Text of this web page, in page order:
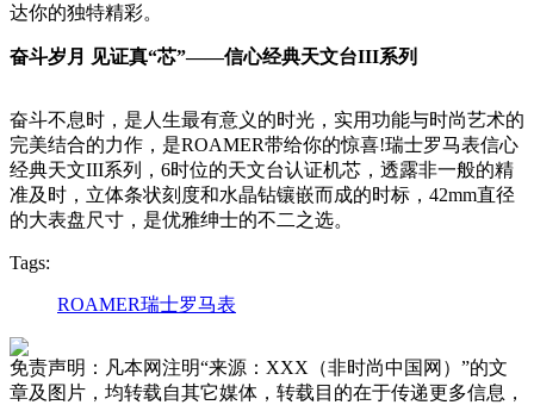
达你的独特精彩。
奋斗岁月 见证真“芯”——信心经典天文台III系列
奋斗不息时，是人生最有意义的时光，实用功能与时尚艺术的
完美结合的力作，是ROAMER带给你的惊喜!瑞士罗马表信心
经典天文III系列，6时位的天文台认证机芯，透露非一般的精
准及时，立体条状刻度和水晶钻镶嵌而成的时标，42mm直径
的大表盘尺寸，是优雅绅士的不二之选。
Tags:
ROAMER瑞士罗马表
免责声明：凡本网注明“来源：XXX（非时尚中国网）”的文
章及图片，均转载自其它媒体，转载目的在于传递更多信息，